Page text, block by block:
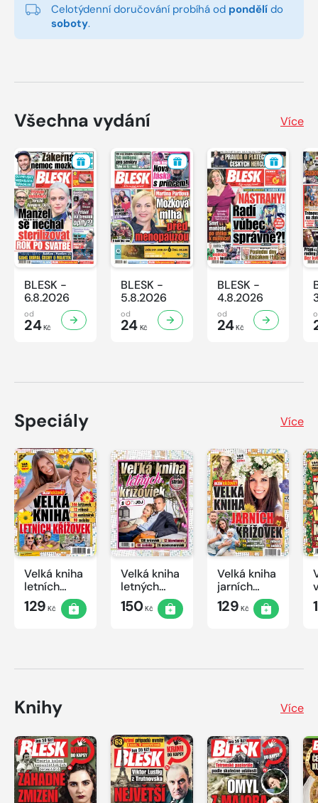
Celotýdenní doručování probíhá od pondělí do
soboty.
Všechna vydání Více
BLESK -
6.8.2026
od
24Kč
BLESK -
5.8.2026
od
24Kč
BLESK -
4.8.2026
od
24Kč
Speciály Více
Velká kniha
letních
křížovek
2026
129 Kč
Velká kniha
letných
krížoviek s
TV JOJ
150Kč
Velká kniha
jarních
křížovek
2026
129 Kč
Knihy Více